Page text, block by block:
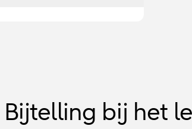
Bijtelling bij het